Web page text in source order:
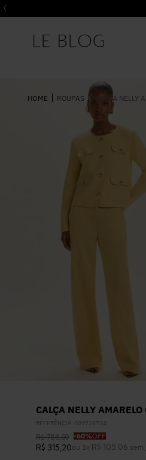
ROUPAS CALÇA NELLY
CALÇA NELLY AMARELO
REFERÊNCIA: 009728724
R$ 788,00 -60%OFF
R$ 315,20ou 3x R$ 105 06 sem